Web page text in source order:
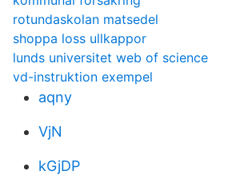
rotundaskolan matsedel
shoppa loss ullkappor
lunds universitet web of science
vd-instruktion exempel
aqny
VjN
kGjDP